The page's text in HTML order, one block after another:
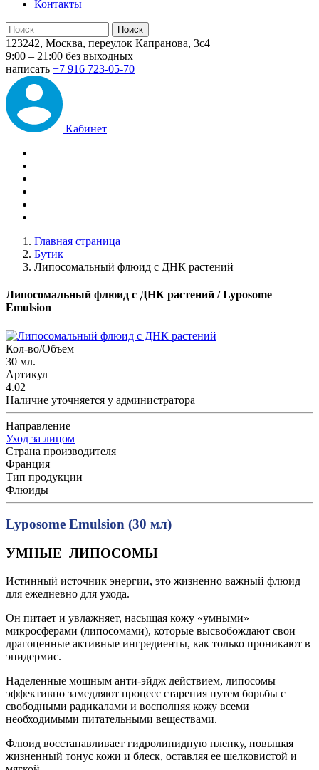
Контакты
123242, Москва, переулок Капранова, 3с4
9:00 – 21:00 без выходных
написать +7 916 723-05-70
Кабинет
Главная страница
Бутик
Липосомальный флюид с ДНК растений
Липосомальный флюид с ДНК растений / Lyposome
Emulsion
Кол-во/Объем
30 мл.
Артикул
4.02
Наличие уточняется у администратора
Направление
Уход за лицом
Страна производителя
Франция
Тип продукции
Флюиды
Lyposome Emulsion (30 мл)
УМНЫЕ ЛИПОСОМЫ
Истинный источник энергии, это жизненно важный флюид
для ежедневно для ухода.
Он питает и увлажняет, насыщая кожу «умными»
микросферами (липосомами), которые высвобождают свои
драгоценные активные ингредиенты, как только проникают в
эпидермис.
Наделенные мощным анти-эйдж действием, липосомы
эффективно замедляют процесс старения путем борьбы с
свободными радикалами и восполняя кожу всеми
необходимыми питательными веществами.
Флюид восстанавливает гидролипидную пленку, повышая
жизненный тонус кожи и блеск, оставляя ее шелковистой и